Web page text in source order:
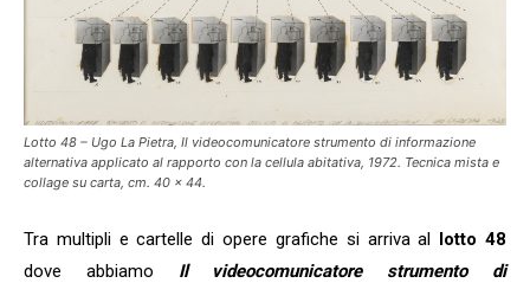
Lotto 48 – Ugo La Pietra, Il videocomunicatore strumento di informazione
alternativa applicato al rapporto con la cellula abitativa, 1972. Tecnica mista e
collage su carta, cm. 40 x 44.
Tra multipli e cartelle di opere grafiche si arriva al lotto 48
dove abbiamo Il videocomunicatore strumento di